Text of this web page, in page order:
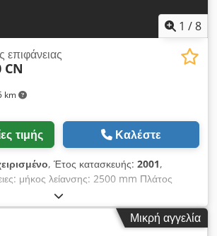
1 /8
km
επιφάνειας
CN
τιμής Καλέστε
, Έτος κατασκευής: 2001,
μήκος λείανσης: 2500 mm Πλάτος
Ύψος τεμαχίου εργασίας: 800 mm
τραπεζιού: Διαμήκης διαδρομή: 2700 mm
Εγκάρσια διαδρομή: 800 mm
Μικρή αγγελία